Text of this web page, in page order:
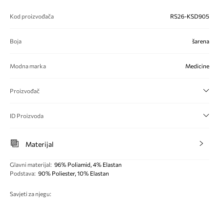
Kod proizvođača RS26-KSD905
Boja šarena
Modna marka Medicine
Proizvođač
ID Proizvoda
Materijal
Glavni materijal: 96% Poliamid, 4% Elastan
Podstava: 90% Poliester, 10% Elastan
Savjeti za njegu: